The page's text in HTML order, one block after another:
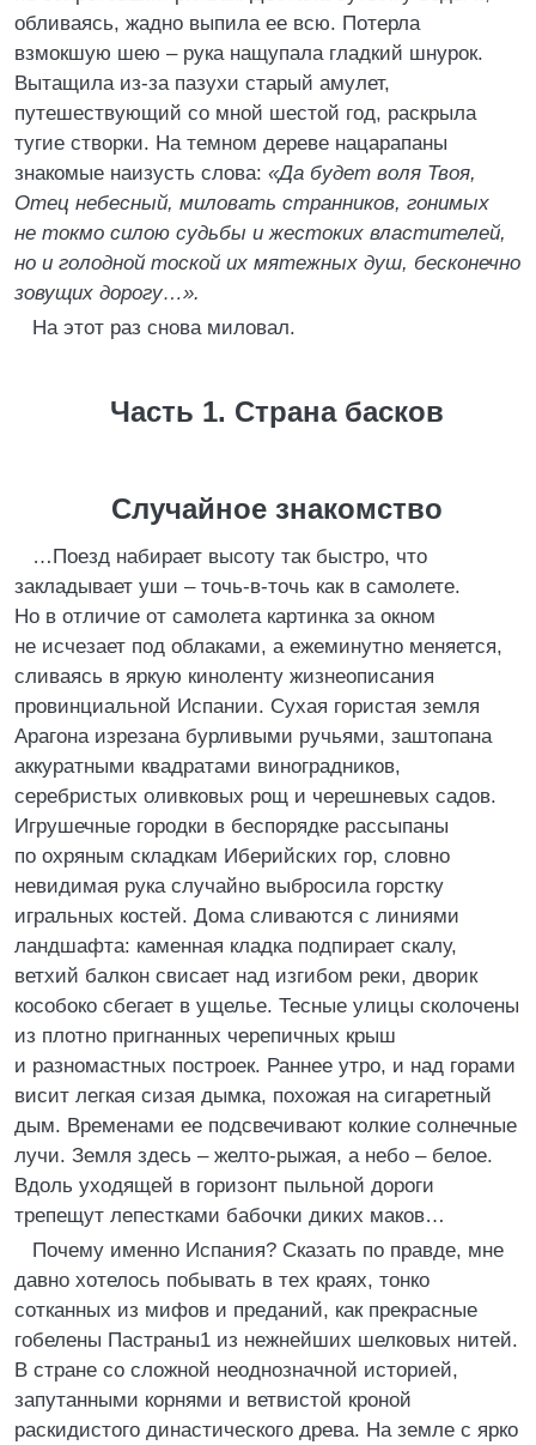
обливаясь, жадно выпила ее всю. Потерла
взмокшую шею – рука нащупала гладкий шнурок.
Вытащила из-за пазухи старый амулет,
путешествующий со мной шестой год, раскрыла
тугие створки. На темном дереве нацарапаны
знакомые наизусть слова: «Да будет воля Твоя,
Отец небесный, миловать странников, гонимых
не токмо силою судьбы и жестоких властителей,
но и голодной тоской их мятежных душ, бесконечно
зовущих дорогу…».
На этот раз снова миловал.
Часть 1. Страна басков
Случайное знакомство
…Поезд набирает высоту так быстро, что
закладывает уши – точь-в-точь как в самолете.
Но в отличие от самолета картинка за окном
не исчезает под облаками, а ежеминутно меняется,
сливаясь в яркую киноленту жизнеописания
провинциальной Испании. Сухая гористая земля
Арагона изрезана бурливыми ручьями, заштопана
аккуратными квадратами виноградников,
серебристых оливковых рощ и черешневых садов.
Игрушечные городки в беспорядке рассыпаны
по охряным складкам Иберийских гор, словно
невидимая рука случайно выбросила горстку
игральных костей. Дома сливаются с линиями
ландшафта: каменная кладка подпирает скалу,
ветхий балкон свисает над изгибом реки, дворик
кособоко сбегает в ущелье. Тесные улицы сколочены
из плотно пригнанных черепичных крыш
и разномастных построек. Раннее утро, и над горами
висит легкая сизая дымка, похожая на сигаретный
дым. Временами ее подсвечивают колкие солнечные
лучи. Земля здесь – желто-рыжая, а небо – белое.
Вдоль уходящей в горизонт пыльной дороги
трепещут лепестками бабочки диких маков…
Почему именно Испания? Сказать по правде, мне
давно хотелось побывать в тех краях, тонко
сотканных из мифов и преданий, как прекрасные
гобелены Пастраны1 из нежнейших шелковых нитей.
В стране со сложной неоднозначной историей,
запутанными корнями и ветвистой кроной
раскидистого династического древа. На земле с ярко